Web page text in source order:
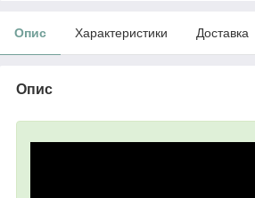
Опис Характеристики Доставка
Опис